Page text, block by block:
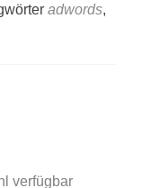
about
adwords,
verfügbar